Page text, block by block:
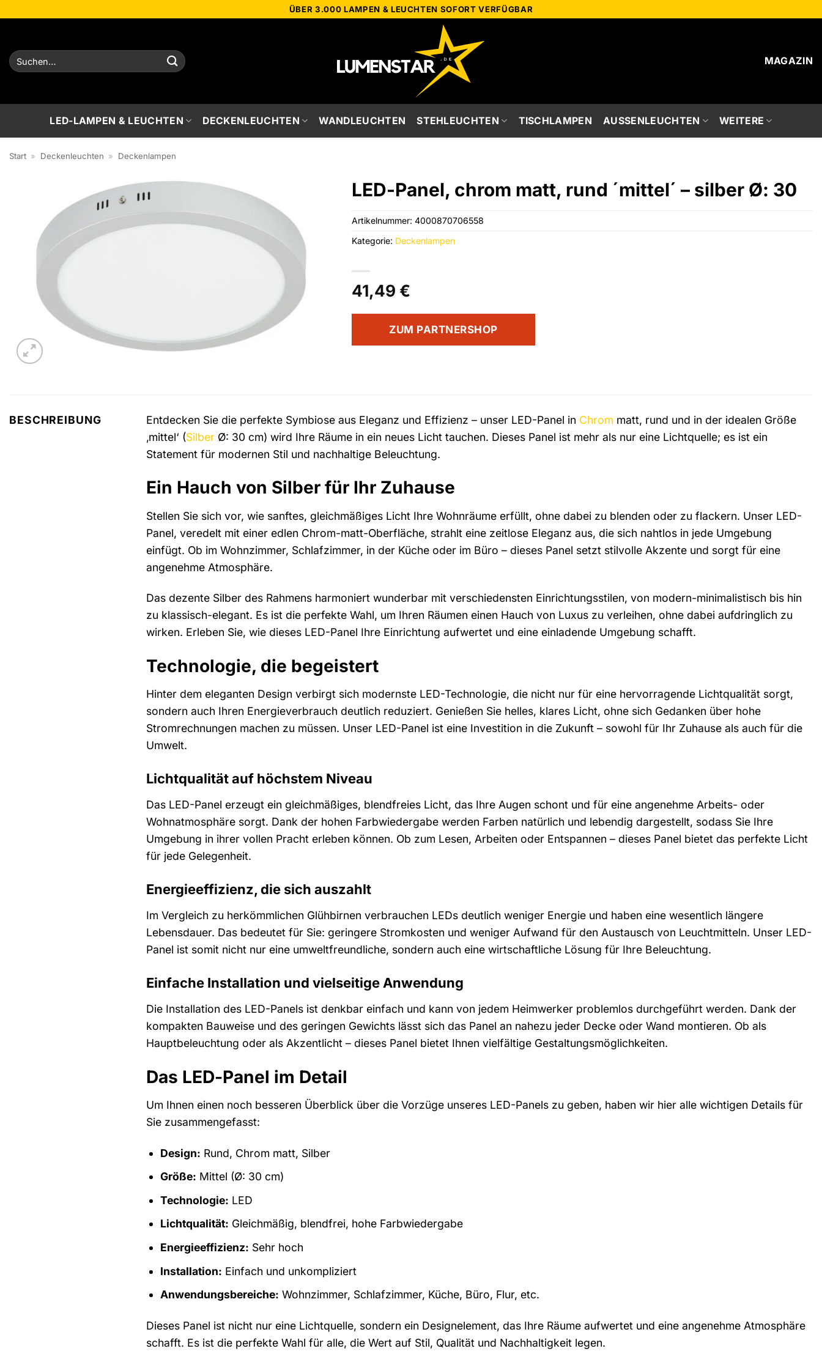
ÜBER 3.000 LAMPEN & LEUCHTEN SOFORT VERFÜGBAR
Suchen
nach:
MAGAZIN
LED-LAMPEN & LEUCHTEN DECKENLEUCHTEN WANDLEUCHTEN STEHLEUCHTEN TISCHLAMPEN AUSSENLEUCHTEN WEITERE
Start » Deckenleuchten » Deckenlampen
LED-Panel, chrom matt, rund ´mittel´ – silber Ø: 30
41,49 €
ZUM PARTNERSHOP
Artikelnummer: 4000870706558
Kategorie: Deckenlampen
BESCHREIBUNG Entdecken Sie die perfekte Symbiose aus Eleganz und Effizienz – unser LED-Panel in Chrom matt, rund und in der idealen Größe
‚mittel‘ (Silber Ø: 30 cm) wird Ihre Räume in ein neues Licht tauchen. Dieses Panel ist mehr als nur eine Lichtquelle; es ist ein
Statement für modernen Stil und nachhaltige Beleuchtung.
Ein Hauch von Silber für Ihr Zuhause
Stellen Sie sich vor, wie sanftes, gleichmäßiges Licht Ihre Wohnräume erfüllt, ohne dabei zu blenden oder zu flackern. Unser LED-
Panel, veredelt mit einer edlen Chrom-matt-Oberfläche, strahlt eine zeitlose Eleganz aus, die sich nahtlos in jede Umgebung
einfügt. Ob im Wohnzimmer, Schlafzimmer, in der Küche oder im Büro – dieses Panel setzt stilvolle Akzente und sorgt für eine
angenehme Atmosphäre.
Das dezente Silber des Rahmens harmoniert wunderbar mit verschiedensten Einrichtungsstilen, von modern-minimalistisch bis hin
zu klassisch-elegant. Es ist die perfekte Wahl, um Ihren Räumen einen Hauch von Luxus zu verleihen, ohne dabei aufdringlich zu
wirken. Erleben Sie, wie dieses LED-Panel Ihre Einrichtung aufwertet und eine einladende Umgebung schafft.
Technologie, die begeistert
Hinter dem eleganten Design verbirgt sich modernste LED-Technologie, die nicht nur für eine hervorragende Lichtqualität sorgt,
sondern auch Ihren Energieverbrauch deutlich reduziert. Genießen Sie helles, klares Licht, ohne sich Gedanken über hohe
Stromrechnungen machen zu müssen. Unser LED-Panel ist eine Investition in die Zukunft – sowohl für Ihr Zuhause als auch für die
Umwelt.
Lichtqualität auf höchstem Niveau
Das LED-Panel erzeugt ein gleichmäßiges, blendfreies Licht, das Ihre Augen schont und für eine angenehme Arbeits- oder
Wohnatmosphäre sorgt. Dank der hohen Farbwiedergabe werden Farben natürlich und lebendig dargestellt, sodass Sie Ihre
Umgebung in ihrer vollen Pracht erleben können. Ob zum Lesen, Arbeiten oder Entspannen – dieses Panel bietet das perfekte Licht
für jede Gelegenheit.
Energieeffizienz, die sich auszahlt
Im Vergleich zu herkömmlichen Glühbirnen verbrauchen LEDs deutlich weniger Energie und haben eine wesentlich längere
Lebensdauer. Das bedeutet für Sie: geringere Stromkosten und weniger Aufwand für den Austausch von Leuchtmitteln. Unser LED-
Panel ist somit nicht nur eine umweltfreundliche, sondern auch eine wirtschaftliche Lösung für Ihre Beleuchtung.
Einfache Installation und vielseitige Anwendung
Die Installation des LED-Panels ist denkbar einfach und kann von jedem Heimwerker problemlos durchgeführt werden. Dank der
kompakten Bauweise und des geringen Gewichts lässt sich das Panel an nahezu jeder Decke oder Wand montieren. Ob als
Hauptbeleuchtung oder als Akzentlicht – dieses Panel bietet Ihnen vielfältige Gestaltungsmöglichkeiten.
Das LED-Panel im Detail
Um Ihnen einen noch besseren Überblick über die Vorzüge unseres LED-Panels zu geben, haben wir hier alle wichtigen Details für
Sie zusammengefasst:
Design: Rund, Chrom matt, Silber
Größe: Mittel (Ø: 30 cm)
Technologie: LED
Lichtqualität: Gleichmäßig, blendfrei, hohe Farbwiedergabe
Energieeffizienz: Sehr hoch
Installation: Einfach und unkompliziert
Anwendungsbereiche: Wohnzimmer, Schlafzimmer, Küche, Büro, Flur, etc.
Dieses Panel ist nicht nur eine Lichtquelle, sondern ein Designelement, das Ihre Räume aufwertet und eine angenehme Atmosphäre
schafft. Es ist die perfekte Wahl für alle, die Wert auf Stil, Qualität und Nachhaltigkeit legen.